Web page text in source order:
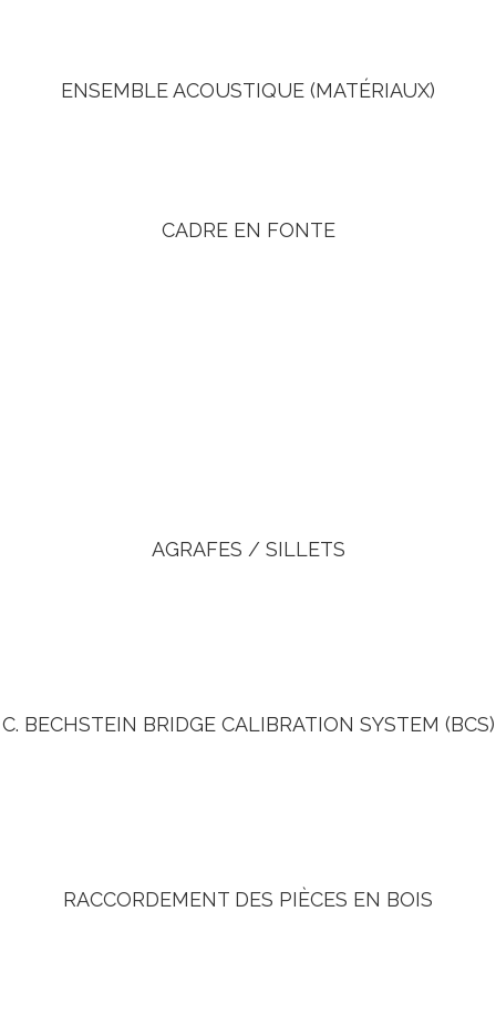
ENSEMBLE ACOUSTIQUE (MATÉRIAUX)
CADRE EN FONTE
AGRAFES / SILLETS
C. BECHSTEIN BRIDGE CALIBRATION SYSTEM (BCS)
RACCORDEMENT DES PIÈCES EN BOIS